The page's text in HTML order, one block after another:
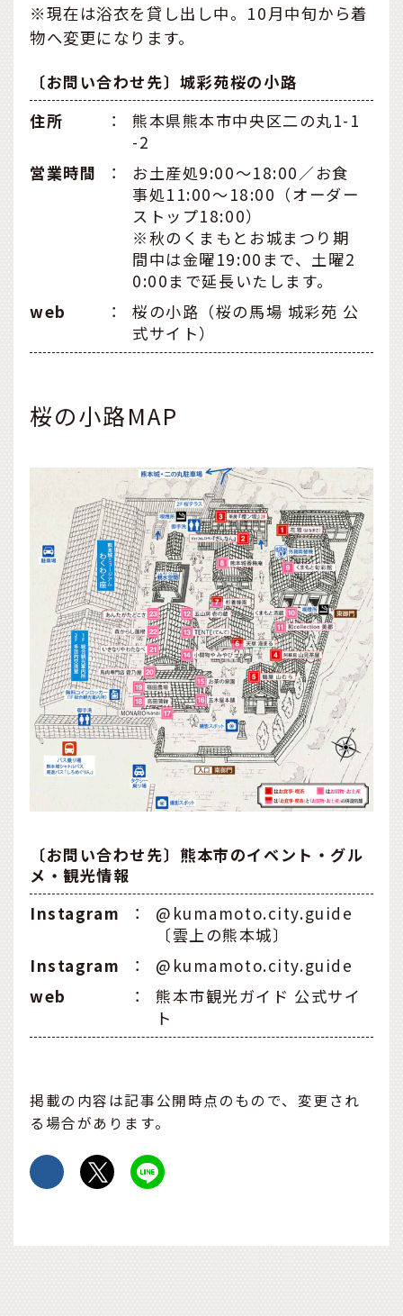
※現在は浴衣を貸し出し中。10月中旬から着
物へ変更になります。
〔お問い合わせ先〕城彩苑桜の小路
住所
：
熊本県熊本市中央区二の丸1-1
-2
営業時間
：
お土産処9:00〜18:00／お食
事処11:00〜18:00（オーダー
ストップ18:00）
※秋のくまもとお城まつり期
間中は金曜19:00まで、土曜2
0:00まで延長いたします。
web
：
桜の小路（桜の馬場 城彩苑 公
式サイト）
桜の小路MAP
〔お問い合わせ先〕熊本市のイベント・グル
メ・観光情報
Instagram
：
@kumamoto.city.guide
〔雲上の熊本城〕
Instagram
：
@kumamoto.city.guide
web
：
熊本市観光ガイド 公式サイ
ト
掲載の内容は記事公開時点のもので、変更され
る場合があります。